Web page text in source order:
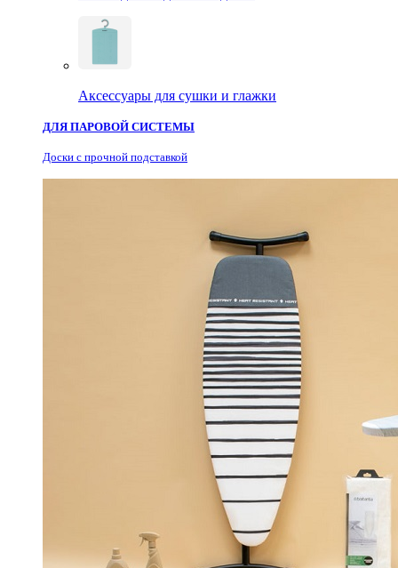
Аксессуары для сушки и глажки
ДЛЯ ПАРОВОЙ СИСТЕМЫ
Доски с прочной подставкой